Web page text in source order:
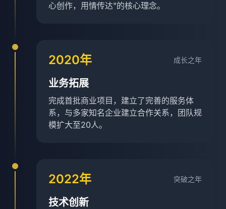
心创作，用情传达"的核心理念。
2020年 成长之年
业务拓展
完成首批商业项目，建立了完善的服务体
系，与多家知名企业建立合作关系，团队规
模扩大至20人。
2022年 突破之年
技术创新